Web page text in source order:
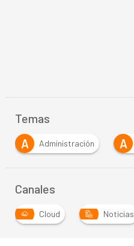
Temas
A
Administración A
Canales
Cloud Noticias